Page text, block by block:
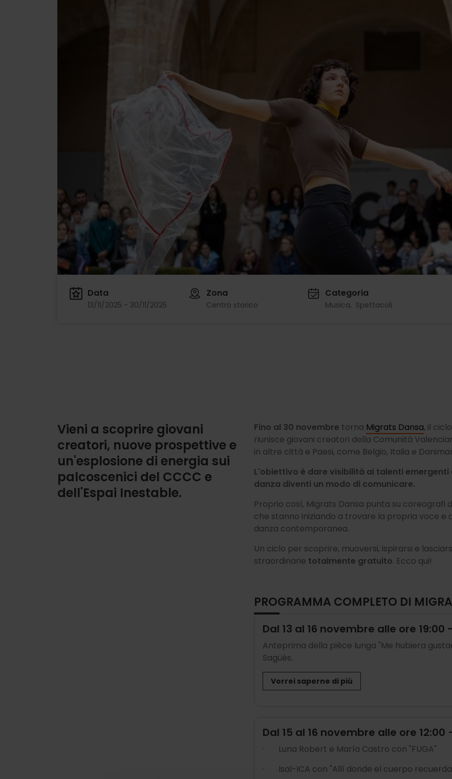
Data
13/11/2025 - 30/11/2025
Zona
Centro storico
Categoria
Musica Spettacoli
Vieni a scoprire giovani
creatori, nuove prospettive e
un'esplosione di energia sui
palcoscenici del CCCC e
dell'Espai Inestable.
Fino al 30 novembre torna Migrats Dansa, il
riunisce giovani creatori della Comunità
in altre città e Paesi, come Belgio, Italia e
L'obiettivo è dare visibilità ai talenti
danza diventi un modo di comunicare.
Proprio così, Migrats Dansa punta su coreografi
che stanno iniziando a trovare la propria voce
danza contemporanea.
Un ciclo per scoprire, muoversi, ispirarsi e
straordinarie totalmente gratuito. Ecco qui!
PROGRAMMA COMPLETO DI
Dal 13 al 16 novembre alle ore
Anteprima della pièce lunga "Me hubiera
Sagüés.
Vorrei saperne di più
Dal 15 al 16 novembre alle ore 12:00
·
Luna Robert e María Castro con "FUGA"
·
Isal-ICA con "Allí donde el cuerpo